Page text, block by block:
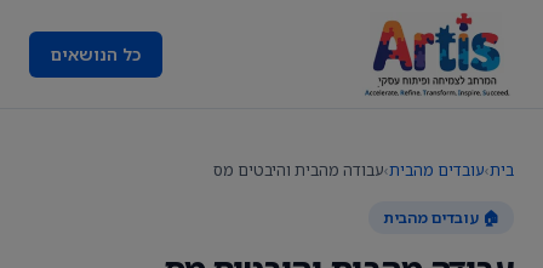
כל הנושאים
בית›עובדים מהבית›עבודה מהבית והיבטים מס
🏠 עובדים מהבית